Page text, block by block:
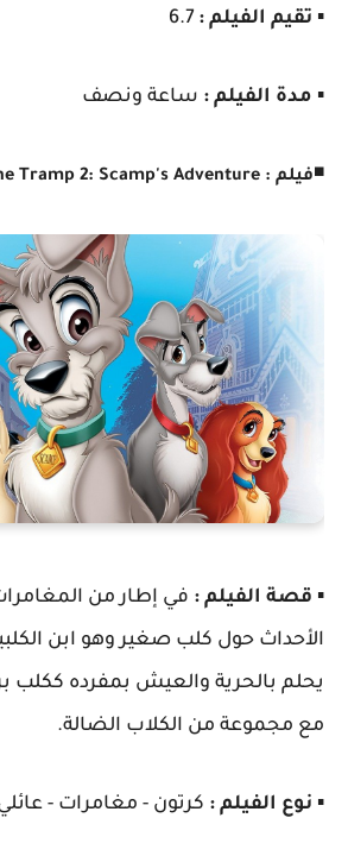
▪️ تقيم الفيلم :
▪️ مدة الفيلم : ساعة ونصف
◾فيلم : Lady and the Tramp 2: Scamp's Adventure
▪️ قصة الفيلم : في إطار من المغامرات
الأحداث حول كلب صغير وهو ابن
يحلم بالحرية والعيش بمفرده ككلب
مع مجموعة من الكلاب الضالة.
▪️ نوع الفيلم : كرتون - مغامرات -